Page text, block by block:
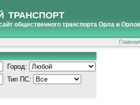
ТРАНСПОРТ
общественного транспорта Орла и
Главная
Город:
Тип ПС: